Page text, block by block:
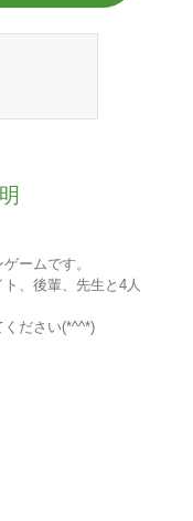
ームです。
、後輩、先生と4人
ださい(*^^*)